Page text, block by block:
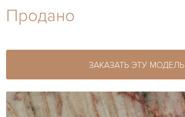
27-44
Продано
ЗАКАЗАТЬ ЭТУ МОДЕЛЬ